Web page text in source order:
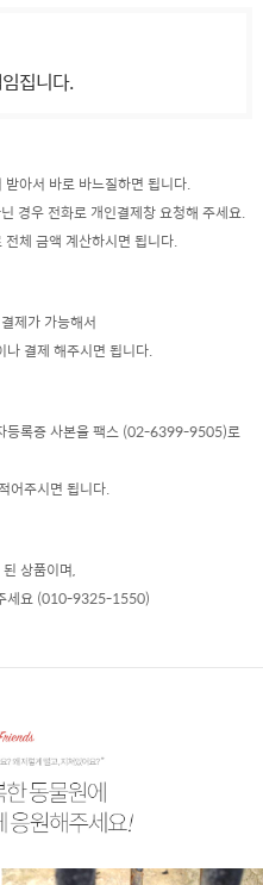
집니다.
아서 바로 바느질하면 됩니다.
경우 전화로 개인결제창 요청해 주세요.
체 금액 계산하시면 됩니다.
제가 가능해서
나 결제 해주시면 됩니다.
등록증 사본을 팩스 (02-6399-9505)로
어주시면 됩니다.
상품이며,
세요 (010-9325-1550)